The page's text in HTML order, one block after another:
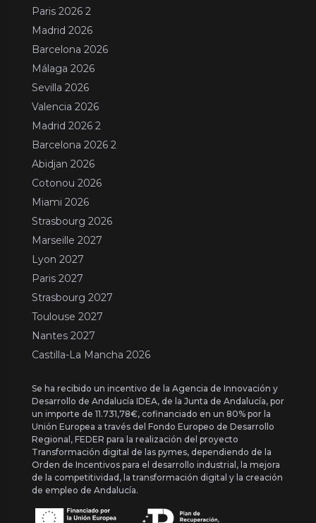
Paris 2026 2
Madrid 2026
Barcelona 2026
Málaga 2026
Sevilla 2026
Valencia 2026
Madrid 2026 2
Barcelona 2026 2
Abidjan 2026
Cotonou 2026
Miami 2026
Strasbourg 2026
Marseille 2027
Lyon 2027
Paris 2027
Strasbourg 2027
Toulouse 2027
Nantes 2027
Castilla-La Mancha 2026
Se ha recibido un incentivo de la Agencia de Innovación y
Desarrollo de Andalucía IDEA, de la Junta de Andalucía, por
un importe de 11.731,78€, cofinanciado en un 80% por la
Unión Europea a través del Fondo Europeo de Desarrollo
Regional, FEDER para la realización del proyecto
Transformación digital de las pymes, dependiendo de la
Orden de Incentivos para el desarrollo industrial, la mejora
de la competitividad, la transformación digital y la creación
de empleo de Andalucía.